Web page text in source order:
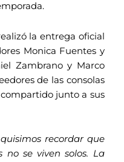
la entrega oficial
Monica Fuentes y
Zambrano y Marco
de las consolas
junto a sus
recordar que
no se viven solos. La